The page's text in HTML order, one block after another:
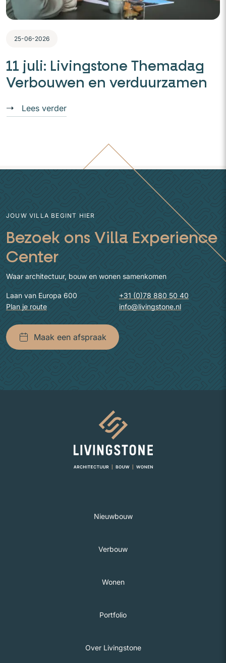
25-06-2026
11 juli: Livingstone Themadag
Verbouwen en verduurzamen
Lees verder
JOUW VILLA BEGINT HIER
Bezoek ons Villa Experience
Center
Waar architectuur, bouw en wonen samenkomen
Laan van Europa 600
Plan je route
+31 (0)78 880 50 40
info@livingstone.nl
Maak een afspraak
Naar homepage
Nieuwbouw
Verbouw
Wonen
Portfolio
Over Livingstone